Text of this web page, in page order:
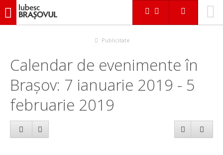
iubescbraşovul.ro
Publicitate
Calendar de evenimente în
Brașov: 7 ianuarie 2019 - 5
februarie 2019